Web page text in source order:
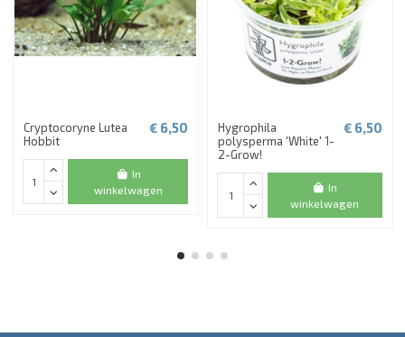
Cryptocoryne Lutea
Hobbit
€ 6,50
In
winkelwagen
Hygrophila
polysperma 'White' 1-
2-Grow!
€ 6,50
In
winkelwagen